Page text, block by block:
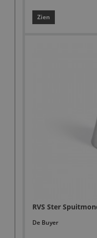
Zien
RVS Ster
De Buyer